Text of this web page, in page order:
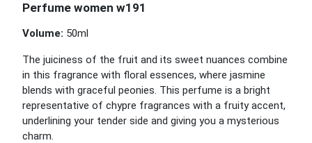
Perfume women w191
Volume: 50ml
The juiciness of the fruit and its sweet nuances combine
in this fragrance with floral essences, where jasmine
blends with graceful peonies. This perfume is a bright
representative of chypre fragrances with a fruity accent,
underlining your tender side and giving you a mysterious
charm.